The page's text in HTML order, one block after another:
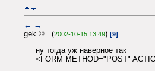
← →
gek © (2002-10-15 13:49) [9]
ну тогда уж наверное так
<FORM METHOD="POST"